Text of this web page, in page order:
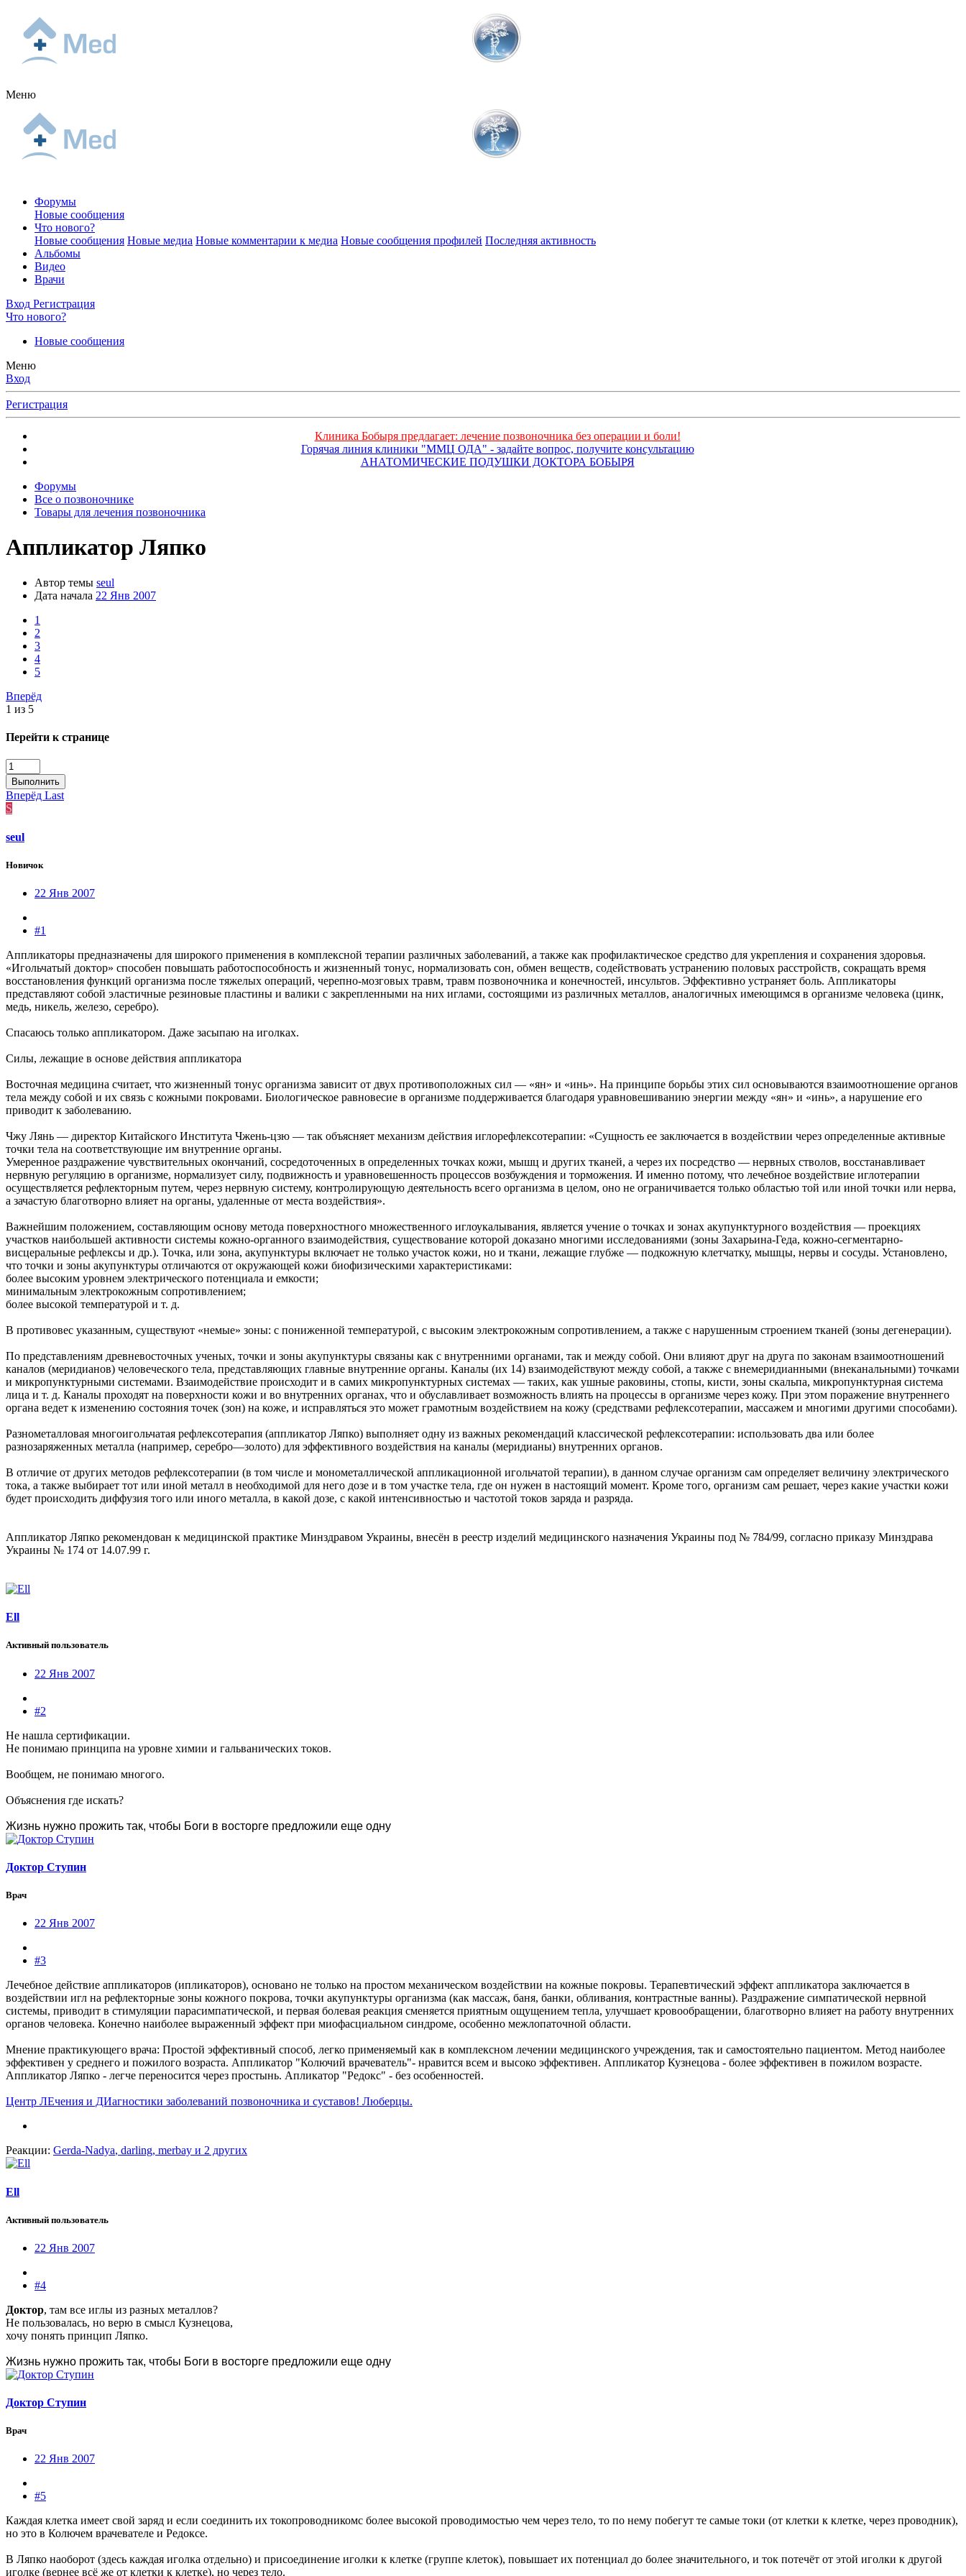
Меню
Форумы
Новые сообщения
Что нового?
Новые сообщения Новые медиа Новые комментарии к медиа Новые сообщения профилей Последняя активность
Альбомы
Видео
Врачи
Вход Регистрация
Что нового?
Новые сообщения
Меню
Вход
Регистрация
Клиника Бобыря предлагает: лечение позвоночника без операции и боли!
Горячая линия клиники "ММЦ ОДА" - задайте вопрос, получите консультацию
АНАТОМИЧЕСКИЕ ПОДУШКИ ДОКТОРА БОБЫРЯ
Форумы
Все о позвоночнике
Товары для лечения позвоночника
Аппликатор Ляпко
Автор темы seul
Дата начала 22 Янв 2007
1
2
3
4
5
Вперёд
1 из 5
Перейти к странице
Выполнить
Вперёд Last
S
seul
Новичок
22 Янв 2007
#1
Аппликаторы предназначены для широкого применения в комплексной терапии различных заболеваний, а также как профилактическое средство для укрепления и сохранения здоровья.
«Игольчатый доктор» способен повышать работоспособность и жизненный тонус, нормализовать сон, обмен веществ, содействовать устранению половых расстройств, сокращать время
восстановления функций организма после тяжелых операций, черепно-мозговых травм, травм позвоночника и конечностей, инсультов. Эффективно устраняет боль. Аппликаторы
представляют собой эластичные резиновые пластины и валики с закрепленными на них иглами, состоящими из различных металлов, аналогичных имеющимся в организме человека (цинк,
медь, никель, железо, серебро).
Спасаюсь только аппликатором. Даже засыпаю на иголках.
Силы, лежащие в основе действия аппликатора
Восточная медицина считает, что жизненный тонус организма зависит от двух противоположных сил — «ян» и «инь». На принципе борьбы этих сил основываются взаимоотношение органов
тела между собой и их связь с кожными покровами. Биологическое равновесие в организме поддерживается благодаря уравновешиванию энергии между «ян» и «инь», а нарушение его
приводит к заболеванию.
Чжу Лянь — директор Китайского Института Чжень-цзю — так объясняет механизм действия иглорефлексотерапии: «Сущность ее заключается в воздействии через определенные активные
точки тела на соответствующие им внутренние органы.
Умеренное раздражение чувствительных окончаний, сосредоточенных в определенных точках кожи, мышц и других тканей, а через их посредство — нервных стволов, восстанавливает
нервную регуляцию в организме, нормализует силу, подвижность и уравновешенность процессов возбуждения и торможения. И именно потому, что лечебное воздействие иглотерапии
осуществляется рефлекторным путем, через нервную систему, контролирующую деятельность всего организма в целом, оно не ограничивается только областью той или иной точки или нерва,
а зачастую благотворно влияет на органы, удаленные от места воздействия».
Важнейшим положением, составляющим основу метода поверхностного множественного иглоукалывания, является учение о точках и зонах акупунктурного воздействия — проекциях
участков наибольшей активности системы кожно-органного взаимодействия, существование которой доказано многими исследованиями (зоны Захарьина-Геда, кожно-сегментарно-
висцеральные рефлексы и др.). Точка, или зона, акупунктуры включает не только участок кожи, но и ткани, лежащие глубже — подкожную клетчатку, мышцы, нервы и сосуды. Установлено,
что точки и зоны акупунктуры отличаются от окружающей кожи биофизическими характеристиками:
более высоким уровнем электрического потенциала и емкости;
минимальным электрокожным сопротивлением;
более высокой температурой и т. д.
В противовес указанным, существуют «немые» зоны: с пониженной температурой, с высоким электрокожным сопротивлением, а также с нарушенным строением тканей (зоны дегенерации).
По представлениям древневосточных ученых, точки и зоны акупунктуры связаны как с внутренними органами, так и между собой. Они влияют друг на друга по законам взаимоотношений
каналов (меридианов) человеческого тела, представляющих главные внутренние органы. Каналы (их 14) взаимодействуют между собой, а также с внемеридианными (внеканальными) точками
и микропунктурными системами. Взаимодействие происходит и в самих микропунктурных системах — таких, как ушные раковины, стопы, кисти, зоны скальпа, микропунктурная система
лица и т. д. Каналы проходят на поверхности кожи и во внутренних органах, что и обуславливает возможность влиять на процессы в организме через кожу. При этом поражение внутреннего
органа ведет к изменению состояния точек (зон) на коже, и исправляться это может грамотным воздействием на кожу (средствами рефлексотерапии, массажем и многими другими способами).
Разнометалловая многоигольчатая рефлексотерапия (аппликатор Ляпко) выполняет одну из важных рекомендаций классической рефлексотерапии: использовать два или более
разнозаряженных металла (например, серебро—золото) для эффективного воздействия на каналы (меридианы) внутренних органов.
В отличие от других методов рефлексотерапии (в том числе и монометаллической аппликационной игольчатой терапии), в данном случае организм сам определяет величину электрического
тока, а также выбирает тот или иной металл в необходимой для него дозе и в том участке тела, где он нужен в настоящий момент. Кроме того, организм сам решает, через какие участки кожи
будет происходить диффузия того или иного металла, в какой дозе, с какой интенсивностью и частотой токов заряда и разряда.
Аппликатор Ляпко рекомендован к медицинской практике Минздравом Украины, внесён в реестр изделий медицинского назначения Украины под № 784/99, согласно приказу Минздрава
Украины № 174 от 14.07.99 г.
Ell
Активный пользователь
22 Янв 2007
#2
Не нашла сертификации.
Не понимаю принципа на уровне химии и гальванических токов.
Вообщем, не понимаю многого.
Объяснения где искать?
Жизнь нужно прожить так, чтобы Боги в восторге предложили еще одну
Доктор Ступин
Врач
22 Янв 2007
#3
Лечебное действие аппликаторов (ипликаторов), основано не только на простом механическом воздействии на кожные покровы. Терапевтический эффект аппликатора заключается в
воздействии игл на рефлекторные зоны кожного покрова, точки акупунктуры организма (как массаж, баня, банки, обливания, контрастные ванны). Раздражение симпатической нервной
системы, приводит в стимуляции парасимпатической, и первая болевая реакция сменяется приятным ощущением тепла, улучшает кровообращении, благотворно влияет на работу внутренних
органов человека. Конечно наиболее выраженный эффект при миофасциальном синдроме, особенно межлопаточной области.
Мнение практикующего врача: Простой эффективный способ, легко применяемый как в комплексном лечении медицинского учреждения, так и самостоятельно пациентом. Метод наиболее
эффективен у среднего и пожилого возраста. Аппликатор "Колючий врачеватель"- нравится всем и высоко эффективен. Аппликатор Кузнецова - более эффективен в пожилом возрасте.
Аппликатор Ляпко - легче переносится через простынь. Апликатор "Редокс" - без особенностей.
Центр ЛЕчения и ДИагностики заболеваний позвоночника и суставов! Люберцы.
Реакции: Gerda-Nadya, darling, merbay и 2 других
Ell
Активный пользователь
22 Янв 2007
#4
Доктор, там все иглы из разных металлов?
Не пользовалась, но верю в смысл Кузнецова,
хочу понять принцип Ляпко.
Жизнь нужно прожить так, чтобы Боги в восторге предложили еще одну
Доктор Ступин
Врач
22 Янв 2007
#5
Каждая клетка имеет свой заряд и если соединить их токопроводникомс более высокой проводимостью чем через тело, то по нему побегут те самые токи (от клетки к клетке, через проводник),
но это в Колючем врачевателе и Редоксе.
В Ляпко наоборот (здесь каждая иголка отдельно) и присоединение иголки к клетке (группе клеток), повышает их потенциал до более значительного, и ток потечёт от этой иголки к другой
иголке (вернее всё же от клетки к клетке), но через тело.